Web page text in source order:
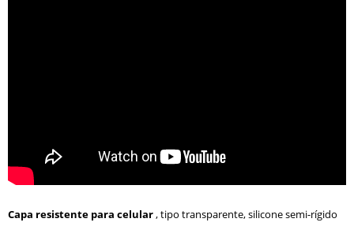
Capa resistente para celular, tipo transparente, silicone semi-rígido